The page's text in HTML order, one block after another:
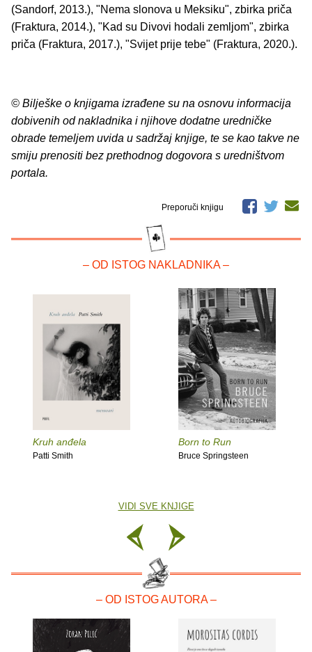
(Sandorf, 2013.), "Nema slonova u Meksiku", zbirka priča
(Fraktura, 2014.), "Kad su Divovi hodali zemljom", zbirka
priča (Fraktura, 2017.), "Svijet prije tebe" (Fraktura, 2020.).
© Bilješke o knjigama izrađene su na osnovu informacija
dobivenih od nakladnika i njihove dodatne uredničke
obrade temeljem uvida u sadržaj knjige, te se kao takve ne
smiju prenositi bez prethodnog dogovora s uredništvom
portala.
Preporuči knjigu
– OD ISTOG NAKLADNIKA –
Kruh anđela
Patti Smith
Born to Run
Bruce Springsteen
VIDI SVE KNJIGE
– OD ISTOG AUTORA –